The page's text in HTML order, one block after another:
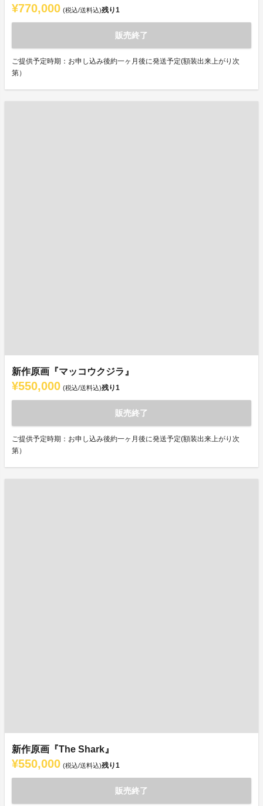
¥770,000 (税込/送料込)残り1
販売終了
ご提供予定時期：お申し込み後約一ヶ月後に発送予定(額装出来上がり次
第）
新作原画『マッコウクジラ』
¥550,000 (税込/送料込)残り1
販売終了
ご提供予定時期：お申し込み後約一ヶ月後に発送予定(額装出来上がり次
第）
新作原画『The Shark』
¥550,000 (税込/送料込)残り1
販売終了